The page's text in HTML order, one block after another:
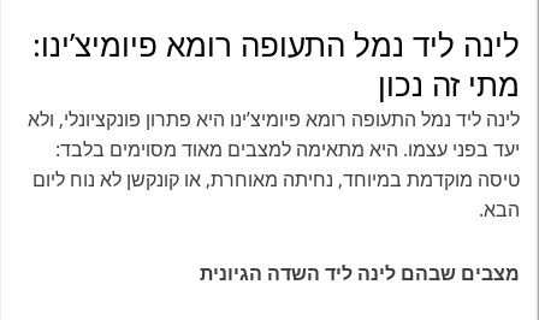
לינה ליד נמל התעופה רומא פיומיצ’ינו:
מתי זה נכון
לינה ליד נמל התעופה רומא פיומיצ’ינו היא פתרון פונקציונלי, ולא
יעד בפני עצמו. היא מתאימה למצבים מאוד מסוימים בלבד:
טיסה מוקדמת במיוחד, נחיתה מאוחרת, או קונקשן לא נוח ליום
הבא.
מצבים שבהם לינה ליד השדה הגיונית